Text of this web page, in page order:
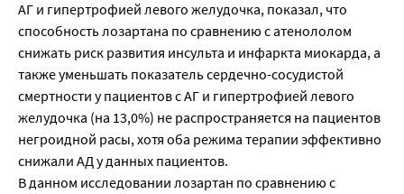
АГ и гипертрофией левого желудочка, показал, что
способность лозартана по сравнению с атенололом
снижать риск развития инсульта и инфаркта миокарда, а
также уменьшать показатель сердечно-сосудистой
смертности у пациентов с АГ и гипертрофией левого
желудочка (на 13,0%) не распространяется на пациентов
негроидной расы, хотя оба режима терапии эффективно
снижали АД у данных пациентов.
В данном исследовании лозартан по сравнению с